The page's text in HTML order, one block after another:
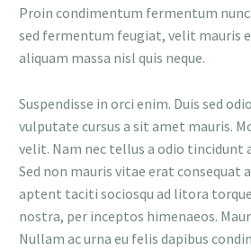
Proin condimentum fermentum
sed fermentum feugiat, velit mauris
aliquam massa nisl quis neque.
Suspendisse in orci enim. Duis sed
vulputate cursus a sit amet mauris.
velit. Nam nec tellus a odio tincidunt
Sed non mauris vitae erat consequat
aptent taciti sociosqu ad litora
nostra, per inceptos himenaeos.
Nullam ac urna eu felis dapibus